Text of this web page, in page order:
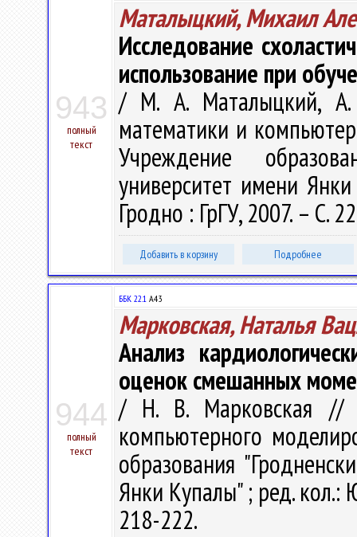
943
полный
текст
Маталыцкий, Михаил
Исследование
использование при
/ М. А. Маталыцкий, А.
математики и
Учреждение
университет имени
Гродно : ГрГУ, 2007. – С.
Добавить в корзину Подробнее
944
полный
текст
ББК 22.1 А43
Марковская, Наталья
Анализ
оценок смешанных
/ Н. В. Марковская //
компьютерного
образования
Янки Купалы" ; ред. кол.:
218-222.